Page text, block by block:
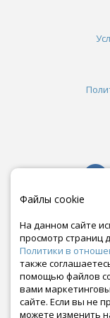
Файлы cookie
На данном сайте
просмотр страниц
Политики в
также
помощью файлов
вами
сайте. Если вы не
можете изменить